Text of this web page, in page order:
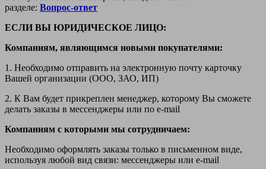
разделе: Вопрос-ответ
ЕСЛИ ВЫ ЮРИДИЧЕСКОЕ ЛИЦО:
Компаниям, являющимся новыми покупателями:
1. Необходимо отправить на электронную почту карточку
Вашей организации (ООО, ЗАО, ИП)
2. К Вам будет прикреплен менеджер, которому Вы сможете
делать заказы в мессенджеры или по e-mail
Компаниям с которыми мы сотрудничаем:
Необходимо оформлять заказы только в письменном виде,
используя любой вид связи: мессенджеры или e-mail